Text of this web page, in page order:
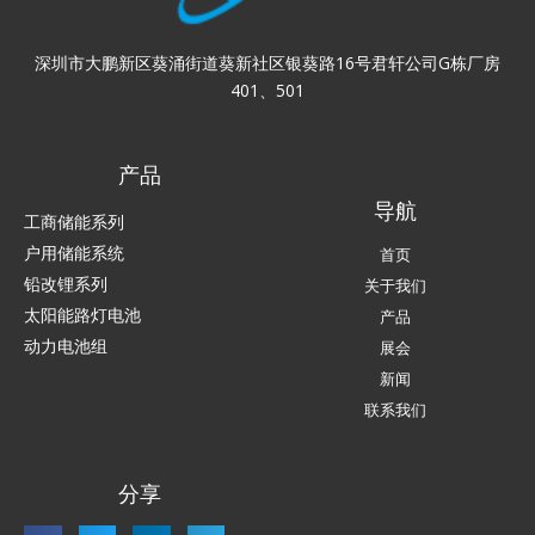
深圳市大鹏新区葵涌街道葵新社区银葵路16号君轩公司G栋厂房
401、501
产品
工商储能系列
户用储能系统
铅改锂系列
太阳能路灯电池
动力电池组
导航
首页
关于我们
产品
展会
新闻
联系我们
分享